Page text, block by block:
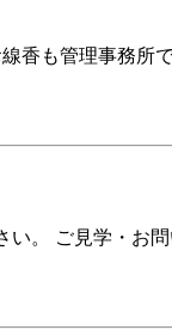
香も管理事務所
い。 ご見学・